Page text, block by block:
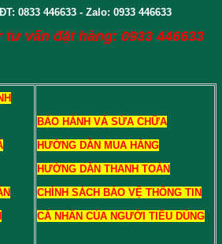
0833 446633 - Zalo: 0933 446633
tư vấn đặt hàng: 0933 446633
BẢO HÀNH VÀ SỬA CHỮA
HƯỚNG DẪN MUA HÀNG
HƯỚNG DẪN THANH TOÁN
CHÍNH SÁCH BẢO VỆ THÔNG TIN
CÁ NHÂN CỦA NGƯỜI TIÊU DÙNG